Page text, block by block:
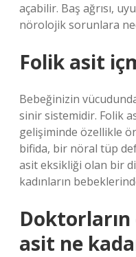
açabilir. Baş ağrısı,
nörolojik sorunlara
Folik asit
Bebeğinizin
sinir sistemidir. Folik
gelişiminde özellikle
bifida, bir nöral tüp
asit eksikliği olan bir
kadınların
asit ne